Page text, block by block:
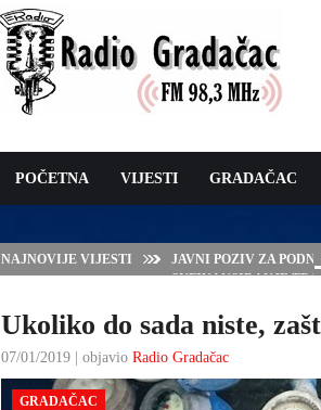
POČETNA VIJESTI GRADAČAC
NAJNOVIJE VIJESTI
JAVNI POZIV ZA
SUFINANSIRANJE
Ukoliko do sada niste,
07/01/2019 | objavio Radio Gradačac
GRADAČAC